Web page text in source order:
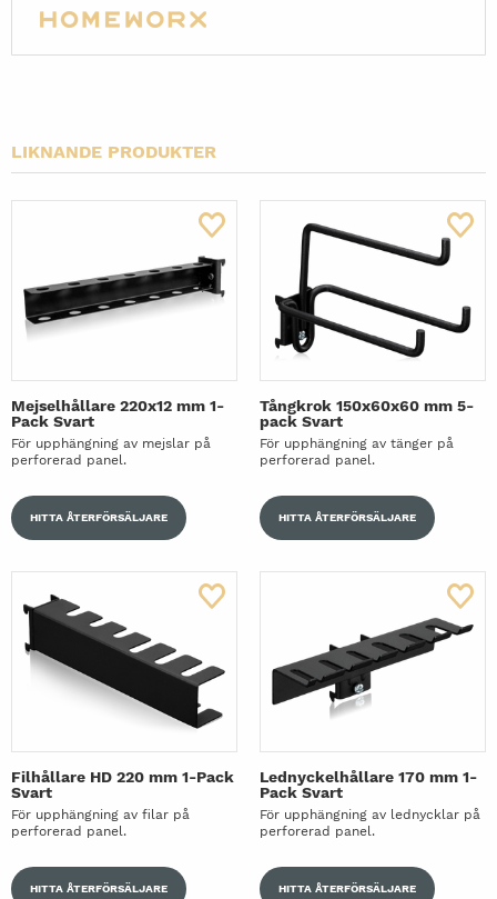
LIKNANDE PRODUKTER
Mejselhållare 220x12 mm 1-
Pack Svart
För upphängning av mejslar på
perforerad panel.
HITTA ÅTERFÖRSÄLJARE
Tångkrok 150x60x60 mm 5-
pack Svart
För upphängning av tänger på
perforerad panel.
HITTA ÅTERFÖRSÄLJARE
Filhållare HD 220 mm 1-Pack
Svart
För upphängning av filar på
perforerad panel.
HITTA ÅTERFÖRSÄLJARE
Lednyckelhållare 170 mm 1-
Pack Svart
För upphängning av lednycklar på
perforerad panel.
HITTA ÅTERFÖRSÄLJARE